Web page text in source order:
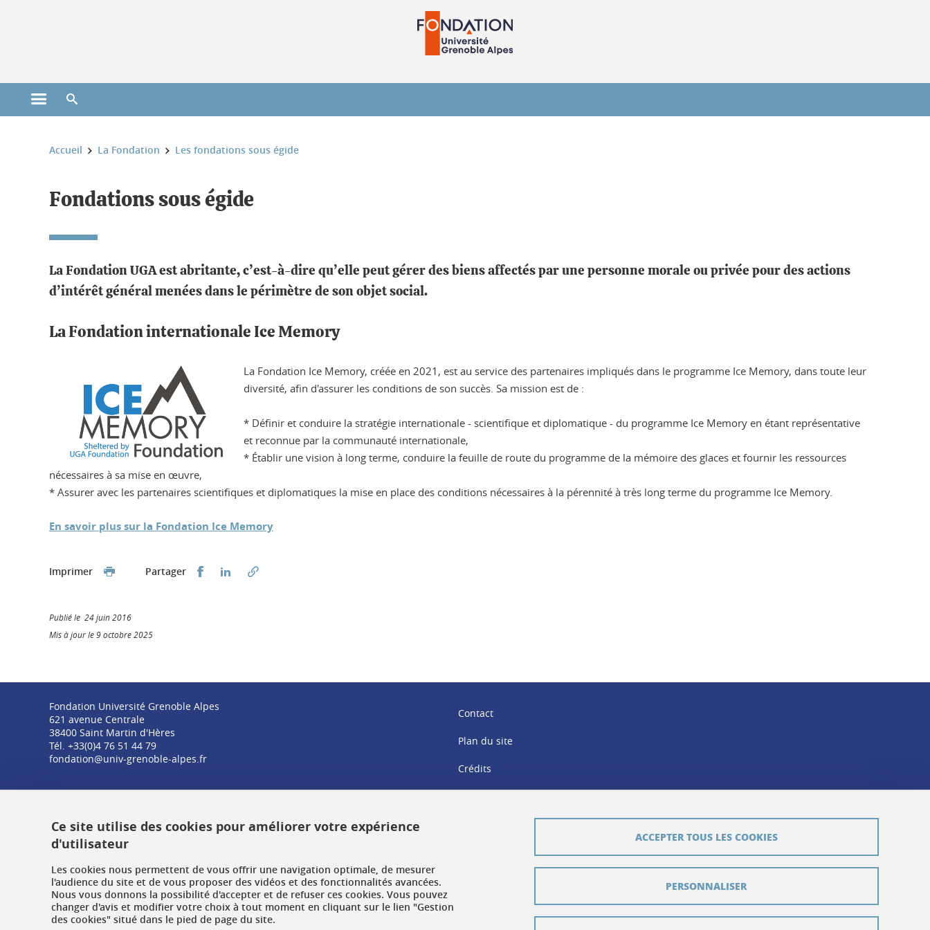
Ouvrir le menu principal
Vous êtes ici :
Accueil La Fondation Les fondations sous égide
Fondations sous égide
La Fondation UGA est abritante, c’est-à-dire qu’elle peut gérer des biens affectés par une personne morale ou privée pour des actions
d’intérêt général menées dans le périmètre de son objet social.
La Fondation internationale Ice Memory
La Fondation Ice Memory, créée en 2021, est au service des partenaires impliqués dans le programme Ice Memory, dans toute leur
diversité, afin d'assurer les conditions de son succès. Sa mission est de :
* Définir et conduire la stratégie internationale - scientifique et diplomatique - du programme Ice Memory en étant représentative
et reconnue par la communauté internationale,
* Établir une vision à long terme, conduire la feuille de route du programme de la mémoire des glaces et fournir les ressources
nécessaires à sa mise en œuvre,
* Assurer avec les partenaires scientifiques et diplomatiques la mise en place des conditions nécessaires à la pérennité à très long terme du programme Ice Memory.
En savoir plus sur la Fondation Ice Memory
Imprimer Partager Partager sur Facebook
Partager sur LinkedIn
Publié le 24 juin 2016
Mis à jour le 9 octobre 2025
Fondation Université Grenoble Alpes
621 avenue Centrale
38400 Saint Martin d'Hères
Tél. +33(0)4 76 51 44 79
fondation@univ-grenoble-alpes.fr
Contact
Plan du site
Crédits
Données personnelles
Gestion des cookies
Ce site utilise des cookies pour améliorer votre expérience
d'utilisateur
Les cookies nous permettent de vous offrir une navigation optimale, de mesurer
l'audience du site et de vous proposer des vidéos et des fonctionnalités avancées.
Nous vous donnons la possibilité d'accepter et de refuser ces cookies. Vous pouvez
changer d'avis et modifier votre choix à tout moment en cliquant sur le lien "Gestion
des cookies" situé dans le pied de page du site.
ACCEPTER TOUS LES COOKIES
PERSONNALISER